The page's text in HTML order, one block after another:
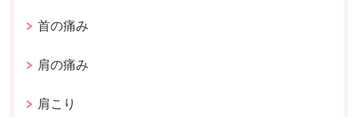
首の痛み
肩の痛み
肩こり